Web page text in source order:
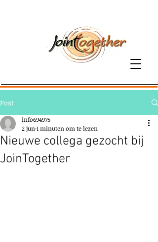
06-81379800
Post
Nieuwe collega gezocht bij
JoinTogether
info694975
2 jun 1 minuten om te lezen